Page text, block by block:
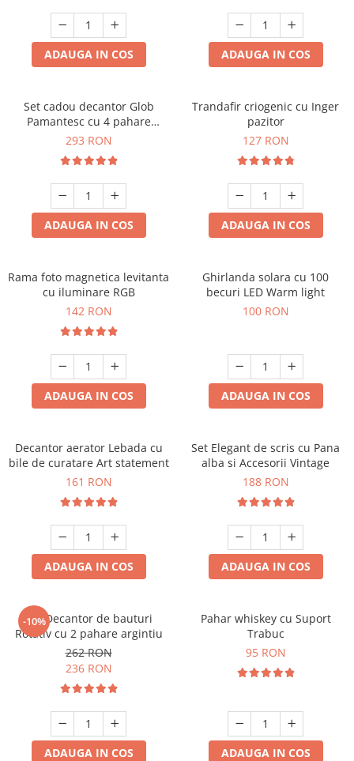
Cadouri Fete
Pentru Copilul din tine
Cadouri Haioase
Cadouri Majorat
Cadouri pentru Nasi
Cadouri pentru Bunici
Cadouri pentru Sefi
Cel ce are tot
Cani si Termosuri
Jocuri si Puzzle
Produse pentru Calatorie
Cadouri Sfantul Alexandru
Cadouri Sfanta Ana
Cadouri Sfanta Maria
Cadouri Sfintii Mihail si Gavriil
ADAUGA IN COS ADAUGA IN COS
Set cadou decantor Glob
Pamantesc cu 4 pahare
Deluxe
293 RON
ADAUGA IN COS
Trandafir criogenic cu Inger
pazitor
127 RON
ADAUGA IN COS
Rama foto magnetica levitanta
cu iluminare RGB
142 RON
ADAUGA IN COS
Ghirlanda solara cu 100
becuri LED Warm light
100 RON
ADAUGA IN COS
Decantor aerator Lebada cu
bile de curatare Art statement
161 RON
ADAUGA IN COS
Set Elegant de scris cu Pana
alba si Accesorii Vintage
188 RON
ADAUGA IN COS
-10%
Set Decantor de bauturi
Rotativ cu 2 pahare argintiu
262 RON
236 RON
ADAUGA IN COS
Pahar whiskey cu Suport
Trabuc
95 RON
ADAUGA IN COS